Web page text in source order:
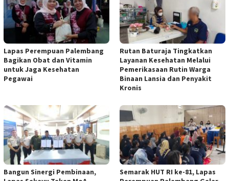
Lapas Perempuan Palembang
Bagikan Obat dan Vitamin
untuk Jaga Kesehatan
Pegawai
Rutan Baturaja Tingkatkan
Layanan Kesehatan Melalui
Pemerikasaan Rutin Warga
Binaan Lansia dan Penyakit
Kronis
Bangun Sinergi Pembinaan,
Semarak HUT RI ke-81, Lapas